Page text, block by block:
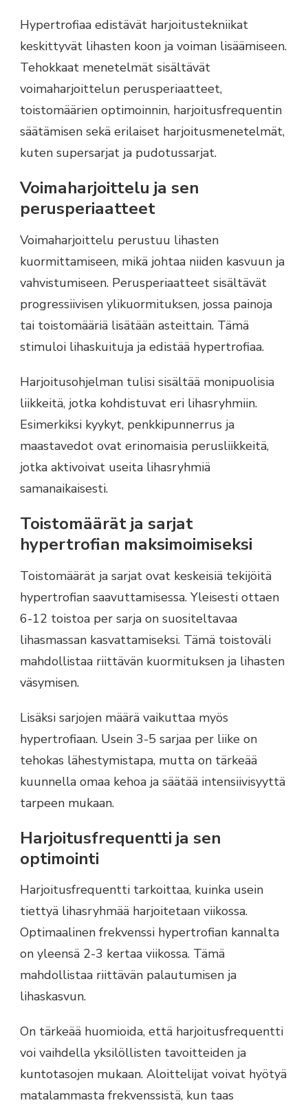
Hypertrofiaa edistävät harjoitustekniikat
keskittyvät lihasten koon ja voiman lisäämiseen.
Tehokkaat menetelmät sisältävät
voimaharjoittelun perusperiaatteet,
toistomäärien optimoinnin, harjoitusfrequentin
säätämisen sekä erilaiset harjoitusmenetelmät,
kuten supersarjat ja pudotussarjat.
Voimaharjoittelu ja sen
perusperiaatteet
Voimaharjoittelu perustuu lihasten
kuormittamiseen, mikä johtaa niiden kasvuun ja
vahvistumiseen. Perusperiaatteet sisältävät
progressiivisen ylikuormituksen, jossa painoja
tai toistomääriä lisätään asteittain. Tämä
stimuloi lihaskuituja ja edistää hypertrofiaa.
Harjoitusohjelman tulisi sisältää monipuolisia
liikkeitä, jotka kohdistuvat eri lihasryhmiin.
Esimerkiksi kyykyt, penkkipunnerrus ja
maastavedot ovat erinomaisia perusliikkeitä,
jotka aktivoivat useita lihasryhmiä
samanaikaisesti.
Toistomäärät ja sarjat
hypertrofian maksimoimiseksi
Toistomäärät ja sarjat ovat keskeisiä tekijöitä
hypertrofian saavuttamisessa. Yleisesti ottaen
6-12 toistoa per sarja on suositeltavaa
lihasmassan kasvattamiseksi. Tämä toistoväli
mahdollistaa riittävän kuormituksen ja lihasten
väsymisen.
Lisäksi sarjojen määrä vaikuttaa myös
hypertrofiaan. Usein 3-5 sarjaa per liike on
tehokas lähestymistapa, mutta on tärkeää
kuunnella omaa kehoa ja säätää intensiivisyyttä
tarpeen mukaan.
Harjoitusfrequentti ja sen
optimointi
Harjoitusfrequentti tarkoittaa, kuinka usein
tiettyä lihasryhmää harjoitetaan viikossa.
Optimaalinen frekvenssi hypertrofian kannalta
on yleensä 2-3 kertaa viikossa. Tämä
mahdollistaa riittävän palautumisen ja
lihaskasvun.
On tärkeää huomioida, että harjoitusfrequentti
voi vaihdella yksilöllisten tavoitteiden ja
kuntotasojen mukaan. Aloittelijat voivat hyötyä
matalammasta frekvenssistä, kun taas